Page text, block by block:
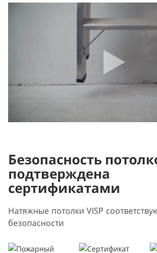
Безопасность
подтверждена
сертификатами
Натяжные потолки VISP
безопасности